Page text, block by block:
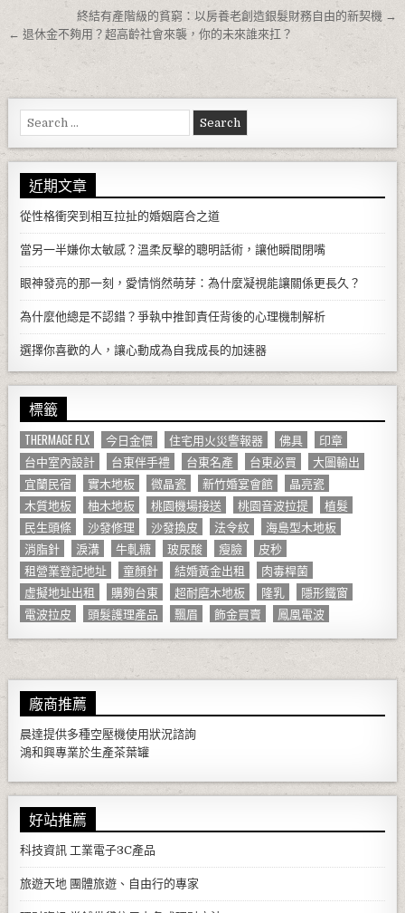
文章導覽終結有產階級的貧窮：以房養老創造銀髮財務自由的新契機 →
← 退休金不夠用？超高齡社會來襲，你的未來誰來扛？
Search for:
近期文章
從性格衝突到相互拉扯的婚姻磨合之道
當另一半嫌你太敏感？溫柔反擊的聰明話術，讓他瞬間閉嘴
眼神發亮的那一刻，愛情悄然萌芽：為什麼凝視能讓關係更長久？
為什麼他總是不認錯？爭執中推卸責任背後的心理機制解析
選擇你喜歡的人，讓心動成為自我成長的加速器
標籤
THERMAGE FLX 今日金價 住宅用火災警報器 佛具
印章
台中室內設計
台東伴手禮 台東名產 台東必買
大圖輸出
宜蘭民宿
實木地板 微晶瓷 新竹婚宴會館
晶亮瓷
木質地板
柚木地板 桃園機場接送 桃園音波拉提
植髮
民生頭條
沙發修理 沙發換皮 法令紋
海島型木地板
消脂針
淚溝 牛軋糖 玻尿酸 瘦臉
皮秒
租營業登記地址
童顏針 結婚黃金出租
肉毒桿菌
虛擬地址出租
購夠台東 超耐磨木地板 隆乳
隱形鐵窗
電波拉皮
頭髮護理產品 飄眉 飾金買賣 鳳凰電波
廠商推薦
晨達提供多種空壓機使用狀況諮詢
鴻和興專業於生產茶葉罐
好站推薦
科技資訊 工業電子3C產品
旅遊天地 團體旅遊、自由行的專家